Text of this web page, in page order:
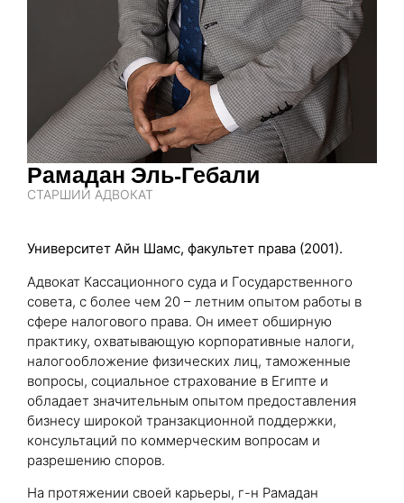
Рамадан Эль-Гебали
СТАРШИЙ АДВОКАТ
Университет Айн Шамс, факультет права (2001).
Адвокат Кассационного суда и Государственного
совета, с более чем 20 – летним опытом работы в
сфере налогового права. Он имеет обширную
практику, охватывающую корпоративные налоги,
налогообложение физических лиц, таможенные
вопросы, социальное страхование в Египте и
обладает значительным опытом предоставления
бизнесу широкой транзакционной поддержки,
консультаций по коммерческим вопросам и
разрешению споров.
На протяжении своей карьеры, г-н Рамадан